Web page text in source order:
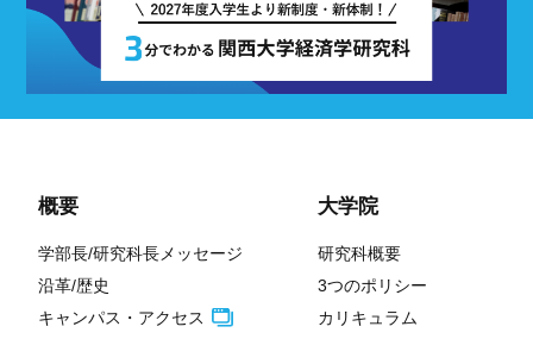
概要
学部長/研究科長メッセージ
沿革/歴史
キャンパス・アクセス
大学院
研究科概要
3つのポリシー
カリキュラム